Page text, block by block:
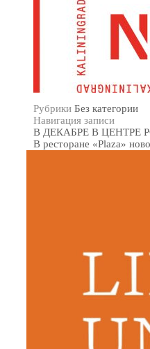
Рубрики Без категории
Навигация записи
В ДЕКАБРЕ В ЦЕНТРЕ
B ресторане «Plaza»